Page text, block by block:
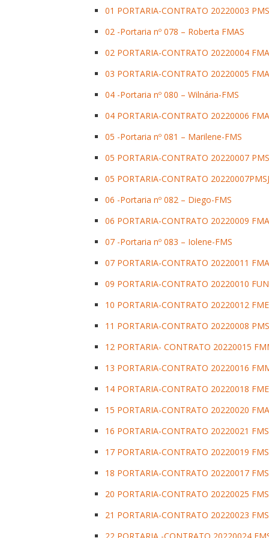
01 PORTARIA-CONTRATO 20220003
02 -Portaria nº 078 – Roberta FMAS
02 PORTARIA-CONTRATO 20220004
03 PORTARIA-CONTRATO 20220005
04 -Portaria nº 080 – Wilnária-FMS
04 PORTARIA-CONTRATO 20220006
05 -Portaria nº 081 – Marilene-FMS
05 PORTARIA-CONTRATO 20220007
05 PORTARIA-CONTRATO
06 -Portaria nº 082 – Diego-FMS
06 PORTARIA-CONTRATO 20220009
07 -Portaria nº 083 – Iolene-FMS
07 PORTARIA-CONTRATO 20220011
09 PORTARIA-CONTRATO 20220010
10 PORTARIA-CONTRATO 20220012 FME
11 PORTARIA-CONTRATO 20220008
12 PORTARIA- CONTRATO 20220015
13 PORTARIA-CONTRATO 20220016
14 PORTARIA-CONTRATO 20220018 FME
15 PORTARIA-CONTRATO 20220020
16 PORTARIA-CONTRATO 20220021 FMS
17 PORTARIA-CONTRATO 20220019 FMS
18 PORTARIA-CONTRATO 20220017 FMS
20 PORTARIA-CONTRATO 20220025 FMS
21 PORTARIA-CONTRATO 20220023 FMS